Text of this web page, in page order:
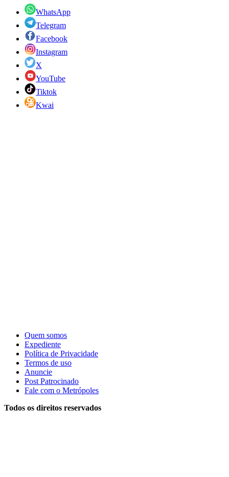
WhatsApp
Telegram
Facebook
Instagram
X
YouTube
Tiktok
Kwai
Quem somos
Expediente
Política de Privacidade
Termos de uso
Anuncie
Post Patrocinado
Fale com o Metrópoles
Todos os direitos reservados